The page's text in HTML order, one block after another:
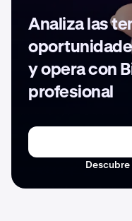
Analiza las
y opera con
profesional
Descubre